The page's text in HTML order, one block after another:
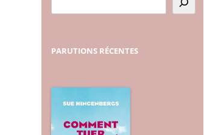
PARUTIONS RÉCENTES